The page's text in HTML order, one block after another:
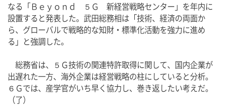
なる「Ｂｅｙｏｎｄ　５Ｇ　新経営戦略センター」を年内に
設置すると発表した。武田総務相は「技術、経済の両面か
ら、グローバルで戦略的な知財・標準化活動を強力に進め
る」と強調した。
総務省は、５Ｇ技術の関連特許取得に関して、国内企業が
出遅れた一方、海外企業は経営戦略の柱にしていると分析。
６Ｇでは、産学官がいち早く協力し、巻き返したい考えだ。
（了）